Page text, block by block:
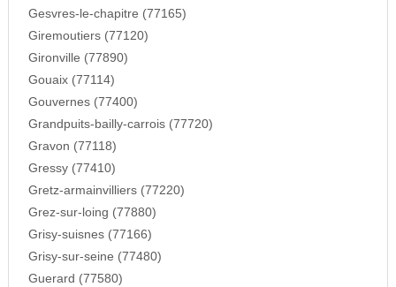
Gesvres-le-chapitre (77165)
Giremoutiers (77120)
Gironville (77890)
Gouaix (77114)
Gouvernes (77400)
Grandpuits-bailly-carrois (77720)
Gravon (77118)
Gressy (77410)
Gretz-armainvilliers (77220)
Grez-sur-loing (77880)
Grisy-suisnes (77166)
Grisy-sur-seine (77480)
Guerard (77580)